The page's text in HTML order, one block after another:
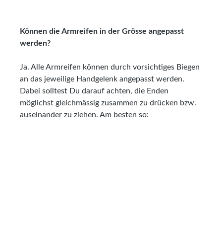
Können die Armreifen in der Grösse angepasst
werden?
Ja. Alle Armreifen können durch vorsichtiges Biegen
an das jeweilige Handgelenk angepasst werden.
Dabei solltest Du darauf achten, die Enden
möglichst gleichmässig zusammen zu drücken bzw.
auseinander zu ziehen. Am besten so: